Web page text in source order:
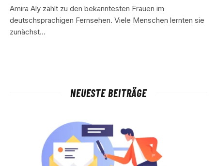
Amira Aly zählt zu den bekanntesten Frauen im
deutschsprachigen Fernsehen. Viele Menschen lernten sie
zunächst…
NEUESTE BEITRÄGE